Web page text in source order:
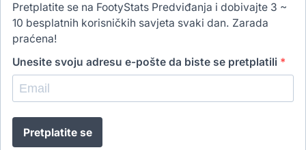
Pretplatite se na FootyStats Predviđanja i dobivajte 3 ~
10 besplatnih korisničkih savjeta svaki dan. Zarada
praćena!
Unesite svoju adresu e-pošte da biste se pretplatili *
Pretplatite se